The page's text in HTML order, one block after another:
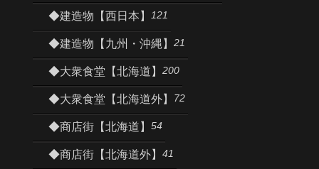
◆建造物【西日本】 121
◆建造物【九州・沖縄】 21
◆大衆食堂【北海道】 200
◆大衆食堂【北海道外】 72
◆商店街【北海道】 54
◆商店街【北海道外】 41